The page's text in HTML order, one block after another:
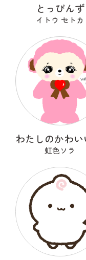
とっぴんず
イトウ セトカ
虹色ソラ